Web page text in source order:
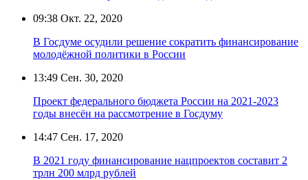
09:38 Окт. 22, 2020
В Госдуме осудили решение сократить финансирование
молодёжной политики в России
13:49 Сен. 30, 2020
Проект федерального бюджета России на 2021-2023
годы внесён на рассмотрение в Госдуму
14:47 Сен. 17, 2020
В 2021 году финансирование нацпроектов составит 2
трлн 200 млрд рублей